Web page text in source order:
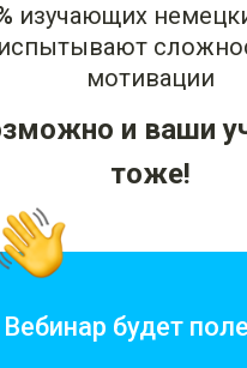
изучающих
испытывают
мотивации
и ваши
тоже!
Вебинар будет